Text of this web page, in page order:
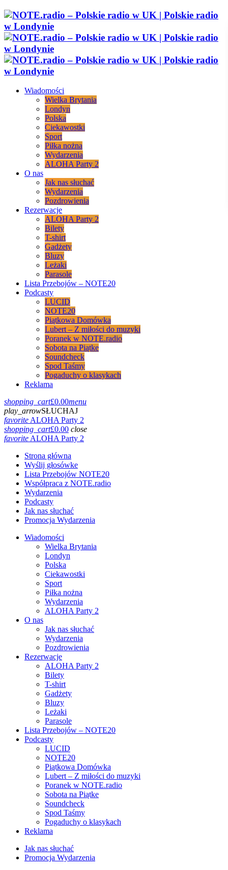
Wiadomości
Wielka Brytania
Londyn
Polska
Ciekawostki
Sport
Piłka nożna
Wydarzenia
ALOHA Party 2
O nas
Jak nas słuchać
Wydarzenia
Pozdrowienia
Rezerwacje
ALOHA Party 2
Bilety
T-shirt
Gadżety
Bluzy
Leżaki
Parasole
Lista Przebojów – NOTE20
Podcasty
LUCID
NOTE20
Piątkowa Domówka
Lubert – Z miłości do muzyki
Poranek w NOTE.radio
Sobota na Piątke
Soundcheck
Spod Taśmy
Pogaduchy o klasykach
Reklama
shopping_cart£0.00menu
play_arrowSŁUCHAJ
favoriteALOHA Party 2
shopping_cart£0.00 close
favoriteALOHA Party 2
Strona główna
Wyślij głosówke
Lista Przebojów NOTE20
Współpraca z NOTE.radio
Wydarzenia
Podcasty
Jak nas słuchać
Promocja Wydarzenia
Wiadomości
Wielka Brytania
Londyn
Polska
Ciekawostki
Sport
Piłka nożna
Wydarzenia
ALOHA Party 2
O nas
Jak nas słuchać
Wydarzenia
Pozdrowienia
Rezerwacje
ALOHA Party 2
Bilety
T-shirt
Gadżety
Bluzy
Leżaki
Parasole
Lista Przebojów – NOTE20
Podcasty
LUCID
NOTE20
Piątkowa Domówka
Lubert – Z miłości do muzyki
Poranek w NOTE.radio
Sobota na Piątke
Soundcheck
Spod Taśmy
Pogaduchy o klasykach
Reklama
Jak nas słuchać
Promocja Wydarzenia